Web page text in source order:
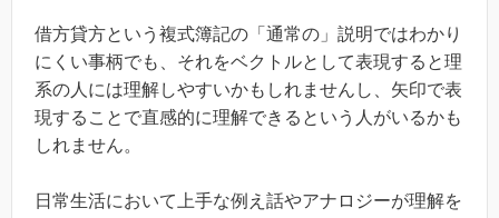
借方貸方という複式簿記の「通常の」説明ではわかり
にくい事柄でも、それをベクトルとして表現すると理
系の人には理解しやすいかもしれませんし、矢印で表
現することで直感的に理解できるという人がいるかも
しれません。
日常生活において上手な例え話やアナロジーが理解を